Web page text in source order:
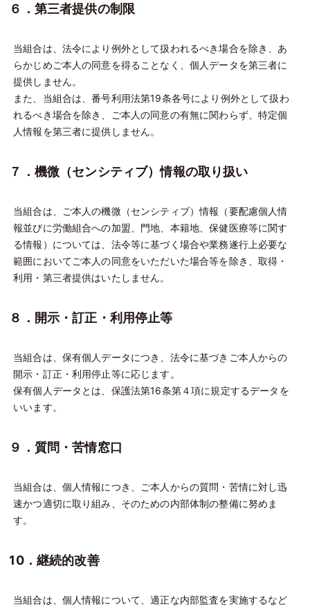
６．第三者提供の制限
当組合は、法令により例外として扱われるべき場合を除き、あ
らかじめご本人の同意を得ることなく、個人データを第三者に
提供しません。
また、当組合は、番号利用法第19条各号により例外として扱わ
れるべき場合を除き、ご本人の同意の有無に関わらず、特定個
人情報を第三者に提供しません。
７．機微（センシティブ）情報の取り扱い
当組合は、ご本人の機微（センシティブ）情報（要配慮個人情
報並びに労働組合への加盟、門地、本籍地、保健医療等に関す
る情報）については、法令等に基づく場合や業務遂行上必要な
範囲においてご本人の同意をいただいた場合等を除き、取得・
利用・第三者提供はいたしません。
８．開示・訂正・利用停止等
当組合は、保有個人データにつき、法令に基づきご本人からの
開示・訂正・利用停止等に応じます。
保有個人データとは、保護法第16条第４項に規定するデータを
いいます。
９．質問・苦情窓口
当組合は、個人情報につき、ご本人からの質問・苦情に対し迅
速かつ適切に取り組み、そのための内部体制の整備に努めま
す。
10．継続的改善
当組合は、個人情報について、適正な内部監査を実施するなど